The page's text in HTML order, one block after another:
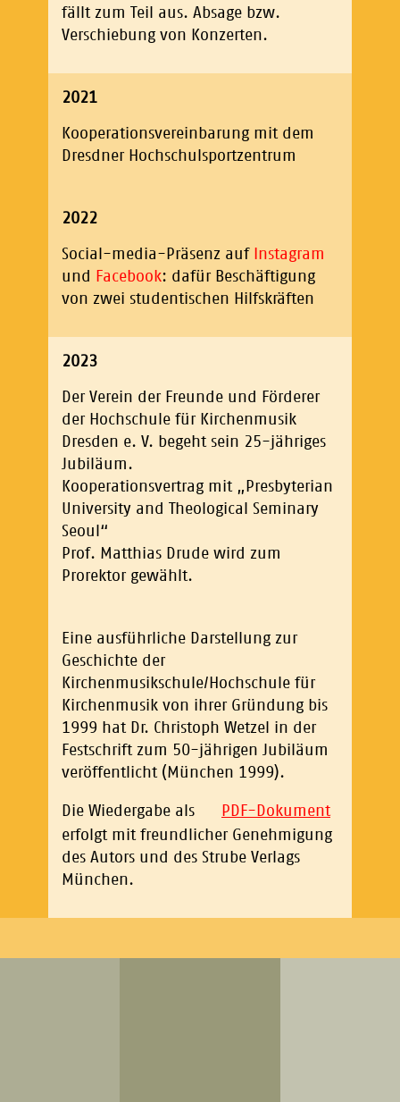
fällt zum Teil aus. Absage bzw.
Verschiebung von Konzerten.
2021
Kooperationsvereinbarung mit dem
Dresdner Hochschulsportzentrum
2022
Social-media-Präsenz auf Instagram
und Facebook: dafür Beschäftigung
von zwei studentischen Hilfskräften
2023
Der Verein der Freunde und Förderer
der Hochschule für Kirchenmusik
Dresden e. V. begeht sein 25-jähriges
Jubiläum.
Kooperationsvertrag mit „Presbyterian
University and Theological Seminary
Seoul“
Prof. Matthias Drude wird zum
Prorektor gewählt.
Eine ausführliche Darstellung zur
Geschichte der
Kirchenmusikschule/Hochschule für
Kirchenmusik von ihrer Gründung bis
1999 hat Dr. Christoph Wetzel in der
Festschrift zum 50-jährigen Jubiläum
veröffentlicht (München 1999).
Die Wiedergabe als
PDF-Dokument
erfolgt mit freundlicher Genehmigung
des Autors und des Strube Verlags
München.